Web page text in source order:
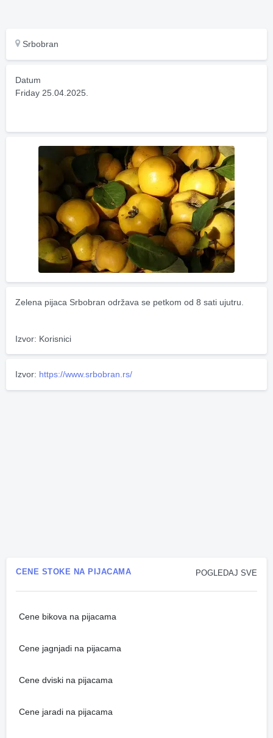
Srbobran
Datum
Friday 25.04.2025.
Zelena pijaca Srbobran održava se petkom od 8 sati ujutru.
Izvor: Korisnici
Izvor: https://www.srbobran.rs/
POGLEDAJ SVE
CENE STOKE NA PIJACAMA
Cene bikova na pijacama
Cene jagnjadi na pijacama
Cene dviski na pijacama
Cene jaradi na pijacama